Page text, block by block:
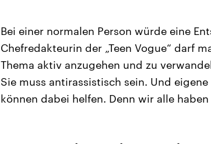
Bei einer normalen Person würde eine
Chefredakteurin der „Teen Vogue“ darf
Thema aktiv anzugehen und zu
Sie muss antirassistisch sein. Und
können dabei helfen. Denn wir alle